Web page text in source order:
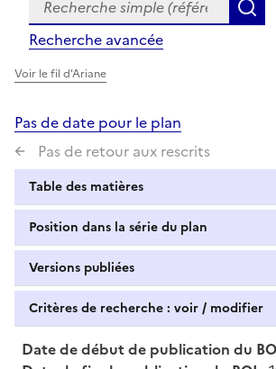
de
recherche
Recherche avancée
Voir le fil d'Ariane
Pas de date pour le plan
Pas de retour aux rescrits
Table des matières
Position dans la série du plan
Versions publiées
Critères de recherche : voir / modifier
Date de début de publication du